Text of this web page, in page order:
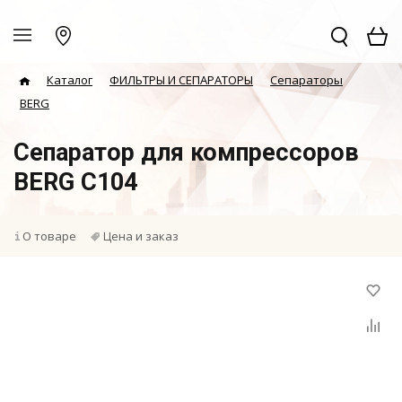
Каталог ФИЛЬТРЫ И СЕПАРАТОРЫ
Сепараторы
BERG
Сепаратор для компрессоров
BERG C104
О товаре Цена и заказ